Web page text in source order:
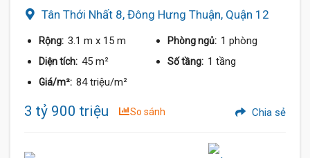
Tân Thới Nhất 8, Đông Hưng Thuận, Quận 12
Rộng: 3.1 m x 15 m Phòng ngủ: 1 phòng
Diện tích: 45 m² Số tầng: 1 tầng
Giá/m²: 84 triệu/m²
3 tỷ 900 triệu So sánh Chia sẻ